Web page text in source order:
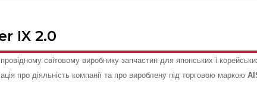
IX 2.0
світовому виробнику запчастин для японських і
про діяльність компанії та про вироблену під торговою маркою